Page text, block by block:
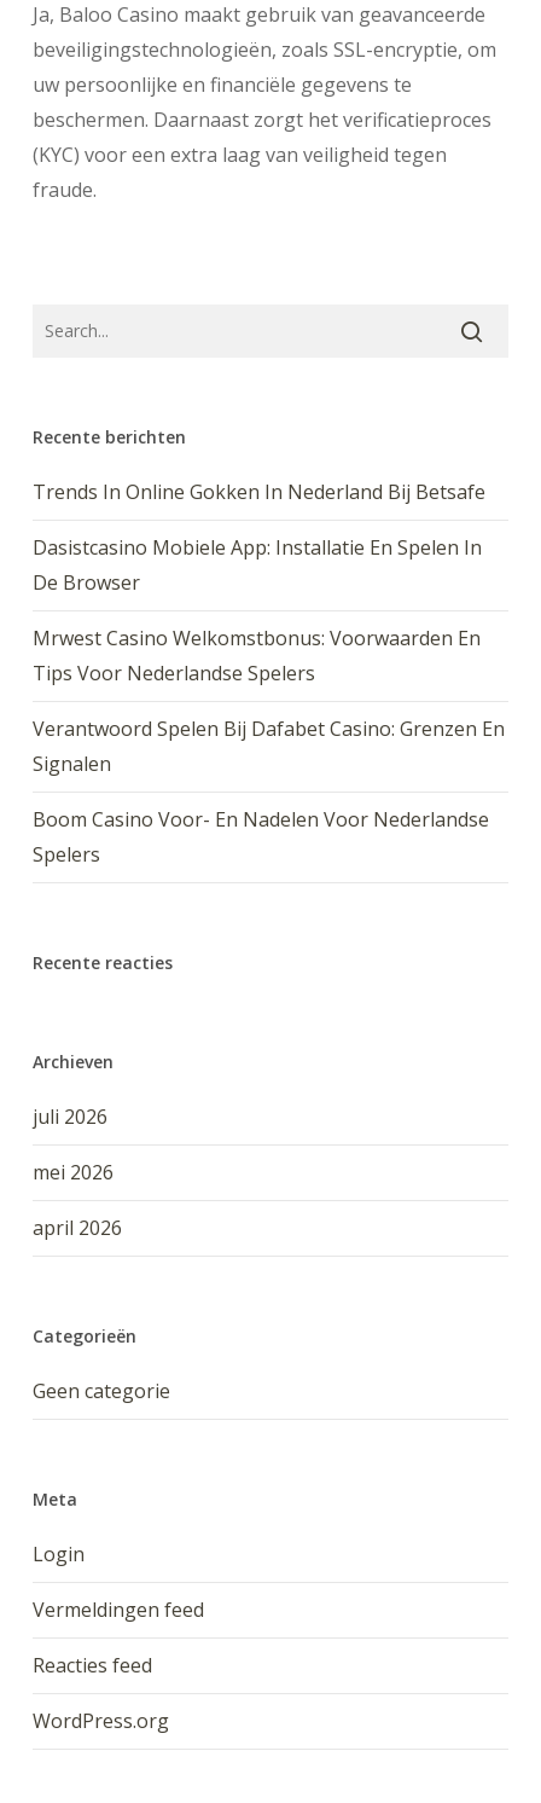
Ja, Baloo Casino maakt gebruik van geavanceerde
beveiligingstechnologieën, zoals SSL-encryptie, om
uw persoonlijke en financiële gegevens te
beschermen. Daarnaast zorgt het verificatieproces
(KYC) voor een extra laag van veiligheid tegen
fraude.
Recente berichten
Trends In Online Gokken In Nederland Bij Betsafe
Dasistcasino Mobiele App: Installatie En Spelen In
De Browser
Mrwest Casino Welkomstbonus: Voorwaarden En
Tips Voor Nederlandse Spelers
Verantwoord Spelen Bij Dafabet Casino: Grenzen En
Signalen
Boom Casino Voor- En Nadelen Voor Nederlandse
Spelers
Recente reacties
Archieven
juli 2026
mei 2026
april 2026
Categorieën
Geen categorie
Meta
Login
Vermeldingen feed
Reacties feed
WordPress.org